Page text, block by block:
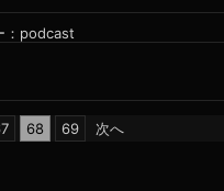
podcast
68 69 次へ